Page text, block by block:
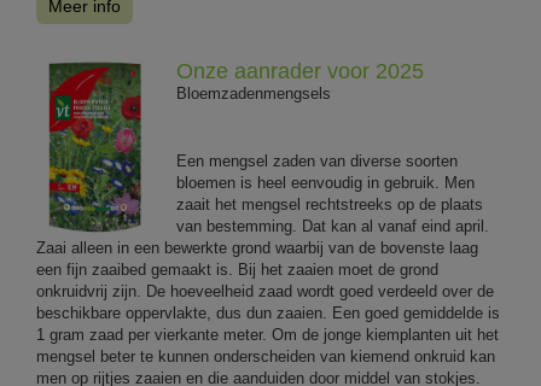
Meer info
Onze aanrader voor 2025
Bloemzadenmengsels
Een mengsel zaden van diverse soorten
bloemen is heel eenvoudig in gebruik. Men
zaait het mengsel rechtstreeks op de plaats
van bestemming. Dat kan al vanaf eind april.
Zaai alleen in een bewerkte grond waarbij van de bovenste laag
een fijn zaaibed gemaakt is. Bij het zaaien moet de grond
onkruidvrij zijn. De hoeveelheid zaad wordt goed verdeeld over de
beschikbare oppervlakte, dus dun zaaien. Een goed gemiddelde is
1 gram zaad per vierkante meter. Om de jonge kiemplanten uit het
mengsel beter te kunnen onderscheiden van kiemend onkruid kan
men op rijtjes zaaien en die aanduiden door middel van stokjes.